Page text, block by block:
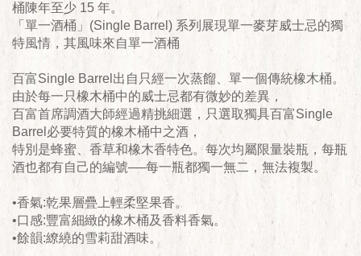
桶陳年至少 15 年。
「單一酒桶」(Single Barrel) 系列展現單一麥芽威士忌的獨
特風情，其風味來自單一酒桶
百富Single Barrel出自只經一次蒸餾、單一個傳統橡木桶。
由於每一只橡木桶中的威士忌都有微妙的差異，
百富首席調酒大師經過精挑細選，只選取獨具百富Single
Barrel必要特質的橡木桶中之酒，
特別是蜂蜜、香草和橡木香特色。每次均屬限量裝瓶，每瓶
酒也都有自己的編號──每一瓶都獨一無二，無法複製。
•香氣:乾果層疊上輕柔堅果香。
•口感:豐富細緻的橡木桶及香料香氣。
•餘韻:繚繞的雪莉甜酒味。